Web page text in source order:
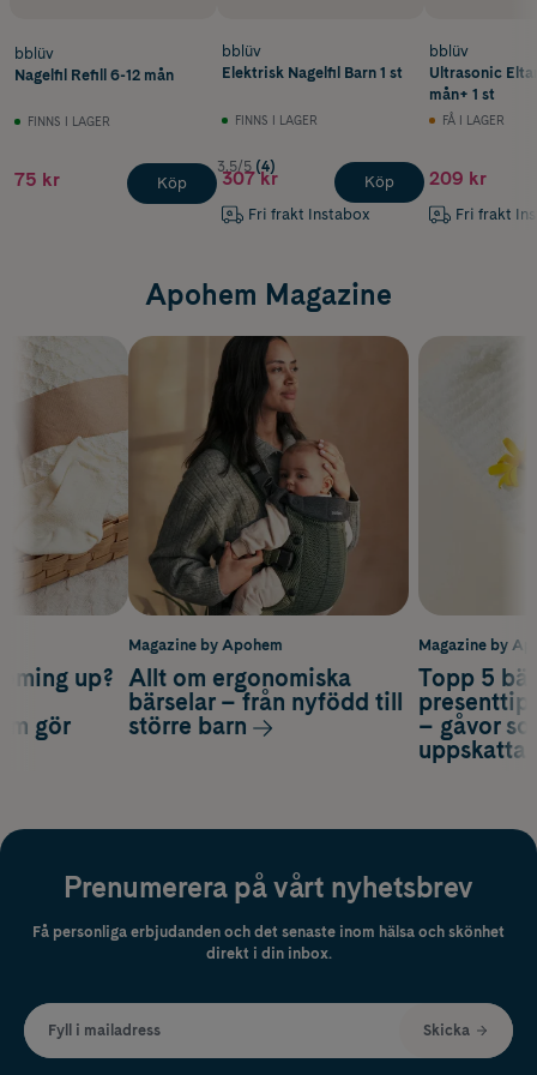
bblüv
Nagelfil Refill 6-12 mån
FINNS I LAGER
75 kr Köp
bblüv
Elektrisk Nagelfil Barn 1 st
FINNS I LAGER
3.5/5 (4)
307 kr
Fri frakt Instabox
Köp
bblüv
Ultrasonic
mån+ 1 st
FÅ I LAGER
209 kr
Fri frakt
Apohem Magazine
Magazine by
Topp 5
– gåvor
up?
gör
Magazine by Apohem
Allt om ergonomiska
bärselar – från nyfödd till
större barn
Prenumerera på vårt nyhetsbrev
Få personliga erbjudanden och det senaste inom hälsa och skönhet
direkt i din inbox.
Fyll i mailadress Skicka